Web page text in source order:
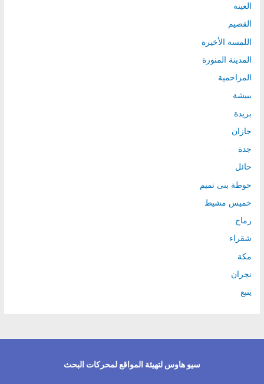
العينة
القصيم
اللمسة الأخيرة
المدينة المنورة
المزاحمية
ببيشة
بريدة
جازان
جدة
حائل
حوطة بنى تميم
خميس مشيط
رماح
شقراء
مكة
نجران
ينبع
سيو هاوس لتهيئة المواقع لمحركات البحث